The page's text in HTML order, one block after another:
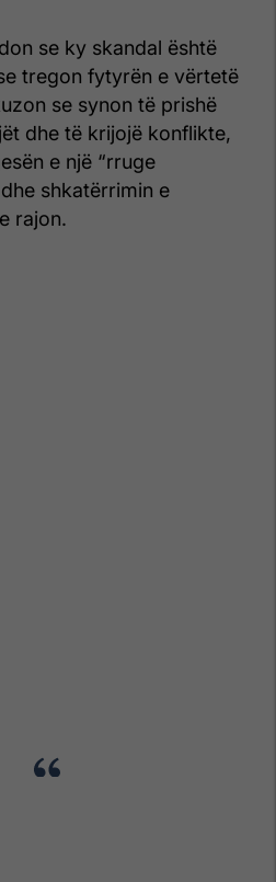
se ky skandal është
tregon fytyrën e vërtetë
se synon të prishë
dhe të krijojë konflikte,
e një “rruge
shkatërrimin e
rajon.